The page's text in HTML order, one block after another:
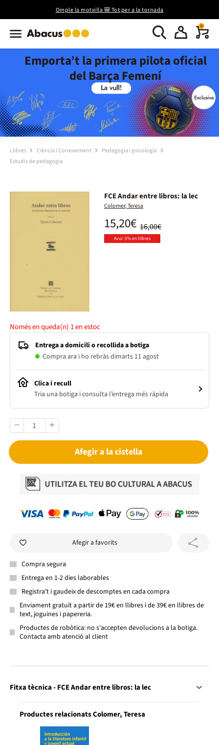
Omple la motxilla 🎒 Tot per a la tornada
0
Emporta’t la primera pilota oficial
del Barça Femení
Llibres Ciència i Coneixement
Pedagogia i psicologia
Estudis de pedagogia
FCE Andar entre libros: la lec
Colomer, Teresa
16,00€
15,20€
Avui -5% en llibres
Només en queda(n) 1en estoc
Entrega a domicili o recollida a botiga
Compra ara i ho rebràs dimarts 11 agost
Clica i recull
Tria una botiga i consulta l’entrega més ràpida
Afegir a la cistella
Afegir a favorits
Compra segura
Entrega en 1-2 dies laborables
Registra't i gaudeix de descomptes en cada compra
Enviament gratuït a partir de 19€ en llibres i de 39€ en llibres de
text, joguines i papereria.
Productes de robòtica: no s'accepten devolucions a la botiga.
Contacta amb atenció al client
Fitxa tècnica - FCE Andar entre libros: la lec
Productes relacionats Colomer, Teresa